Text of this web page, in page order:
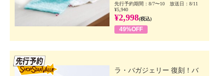
先行予約期間：8/7〜10 放送日：8/11
¥5,940
¥2,998(税込)
49%OFF
ラ・バガジェリー 復刻！バ